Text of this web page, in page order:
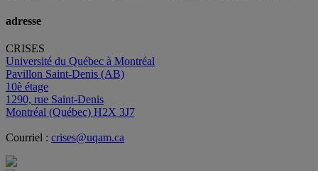
adresse
CRISES
Université du Québec à Montréal
Pavillon Saint-Denis (AB)
10è étage
1290, rue Saint-Denis
Montréal (Québec) H2X 3J7
Courriel : crises@uqam.ca